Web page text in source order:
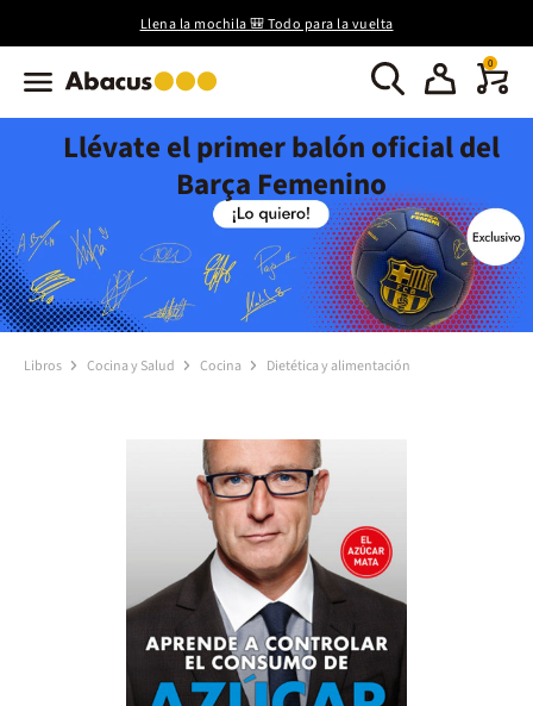
Llena la mochila 🎒 Todo para la vuelta
0
Llévate el primer balón oficial del
Barça Femenino
Libros Cocina y Salud Cocina Dietética y alimentación